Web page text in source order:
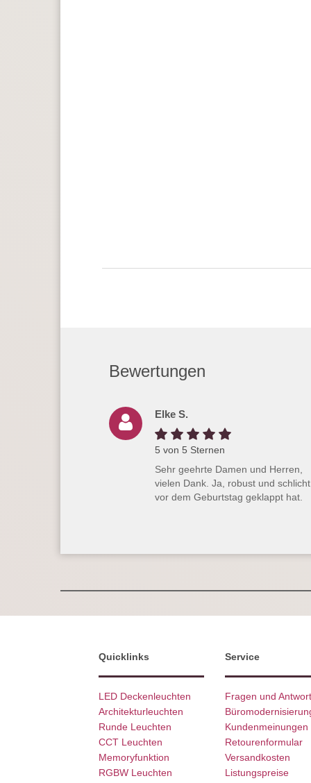
Bewertungen
Elke S.
5 von 5 Sternen
Sehr geehrte Damen und Herren,
vielen Dank. Ja, robust und
vor dem Geburtstag geklappt hat.
Quicklinks
LED Deckenleuchten
Architekturleuchten
Runde Leuchten
CCT Leuchten
Memoryfunktion
RGBW Leuchten
Service
Fragen und
Kundenmeinungen
Retourenformular
Versandkosten
Listungspreise